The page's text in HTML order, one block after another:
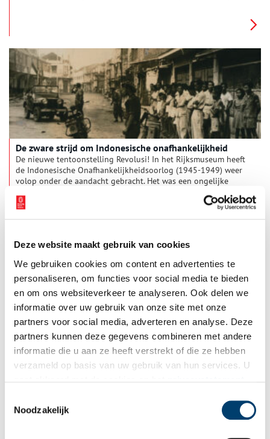
Deze website maakt gebruik van cookies
We gebruiken cookies om content en advertenties te
personaliseren, om functies voor social media te bieden
en om ons websiteverkeer te analyseren. Ook delen we
informatie over uw gebruik van onze site met onze
partners voor social media, adverteren en analyse. Deze
partners kunnen deze gegevens combineren met andere
informatie die u aan ze heeft verstrekt of die ze hebben
verzameld op basis van uw gebruik van hun services. U
Noodzakelijk
De zware strijd om Indonesische onafhankelijkheid
De nieuwe tentoonstelling Revolusi! In het Rijksmuseum heeft
de Indonesische Onafhankelijkheidsoorlog (1945-1949) weer
volop onder de aandacht gebracht. Het was een ongelijke
vielen. Niet voor niets heeft deze periode bij hen soms diepe
wonden achtergelaten. Hoog tijd om eens te kijken naar wat er
Verdeel en heers: propaganda in de Tweede Wereldoorlog
Je hoeft alleen maar te kijken naar een verkiezingsstrijd in
Amerika of corrupte leiders in China en je begrijpt dat er
middelen worden ingezet om de massa in het gareel te
bezetter op grote schaal propaganda affiches door heel
Nederland, om het volk te beïnvloeden. Één ding is zeker: